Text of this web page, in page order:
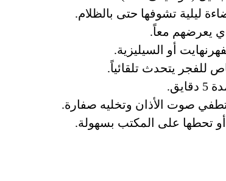
يعرضهم معاً.
أو السيليزية.
للفجر يتحدث تلقائياً.
صوت الأذان وتخليه صفارة.
أو تحطها على المكتب بسهولة.